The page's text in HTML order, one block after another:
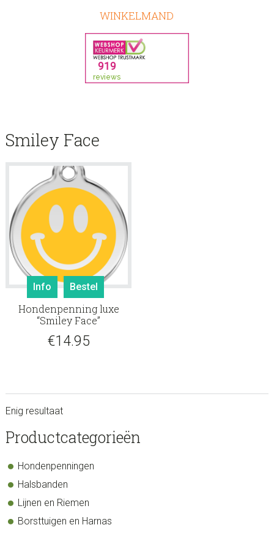
WINKELMAND
Smiley Face
Info Bestel
Hondenpenning luxe
“Smiley Face”
€14.95
Enig resultaat
sidebar
Store
Productcategorieën
Hondenpenningen
Halsbanden
Lijnen en Riemen
Borsttuigen en Harnas